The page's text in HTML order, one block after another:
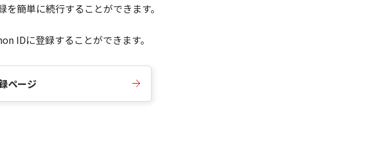
簡単に続行することができます。
IDに登録することができます。
ページ